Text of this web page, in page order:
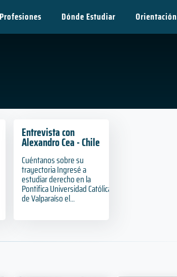
Dónde Estudiar Orientación
Entrevista con
Alexandro Cea - Chile
Cuéntanos sobre su
trayectoria Ingresé a
estudiar derecho en la
Pontifica Universidad Católica
de Valparaíso el...